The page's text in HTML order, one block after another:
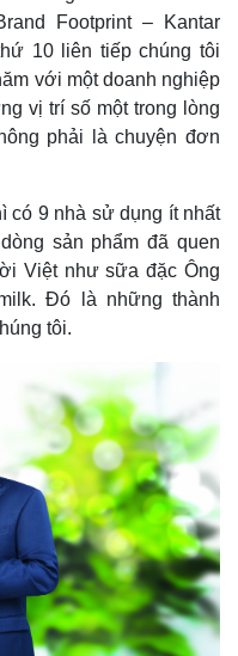
Video
Footprint – Kantar
10 liên tiếp chúng tôi
với một doanh nghiệp
vị trí số một trong lòng
phải là chuyện đơn
có 9 nhà sử dụng ít nhất
sản phẩm đã quen
Việt như sữa đặc Ông
Đó là những thành
tôi.